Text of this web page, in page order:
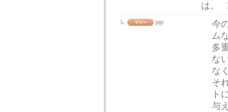
は。
pgr
今
ム
多
な
な
そ
ト
与